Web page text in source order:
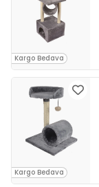
Kargo Bedava
Kargo Bedava